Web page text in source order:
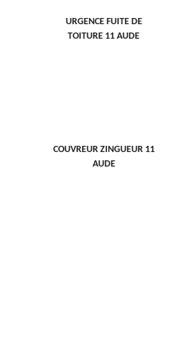
URGENCE FUITE DE
TOITURE 11 AUDE
COUVREUR ZINGUEUR 11
AUDE